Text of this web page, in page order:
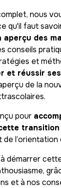
nous
qu'il faut
aperçu des
conseils
et
et réussir
de la
pour
transition
de l’orientation
démarrer
et à nos